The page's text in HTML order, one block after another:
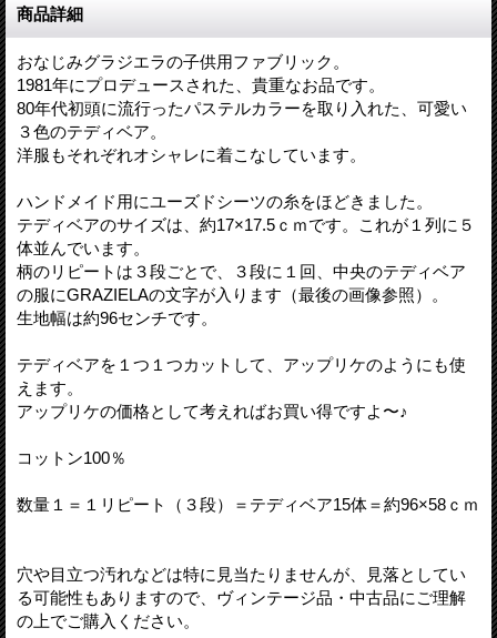
商品詳細
おなじみグラジエラの子供用ファブリック。
1981年にプロデュースされた、貴重なお品です。
80年代初頭に流行ったパステルカラーを取り入れた、可愛い
３色のテディベア。
洋服もそれぞれオシャレに着こなしています。
ハンドメイド用にユーズドシーツの糸をほどきました。
テディベアのサイズは、約17×17.5ｃｍです。これが１列に５
体並んでいます。
柄のリピートは３段ごとで、３段に１回、中央のテディベア
の服にGRAZIELAの文字が入ります（最後の画像参照）。
生地幅は約96センチです。
テディベアを１つ１つカットして、アップリケのようにも使
えます。
アップリケの価格として考えればお買い得ですよ〜♪
コットン100％
数量１＝１リピート（３段）＝テディベア15体＝約96×58ｃｍ
穴や目立つ汚れなどは特に見当たりませんが、見落としてい
る可能性もありますので、ヴィンテージ品・中古品にご理解
の上でご購入ください。